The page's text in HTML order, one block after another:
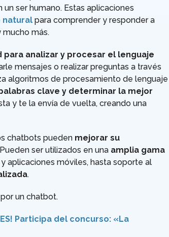
ser humano. Estas aplicaciones
natural para comprender y responder a
mucho más.
para analizar y procesar el lenguaje
mensajes o realizar preguntas a través
algoritmos de procesamiento de lenguaje
clave y determinar la mejor
y te la envía de vuelta, creando una
chatbots pueden mejorar su
ser utilizados en una amplia gama
aplicaciones móviles, hasta soporte al
.
un chatbot.
Participa del concurso: «La